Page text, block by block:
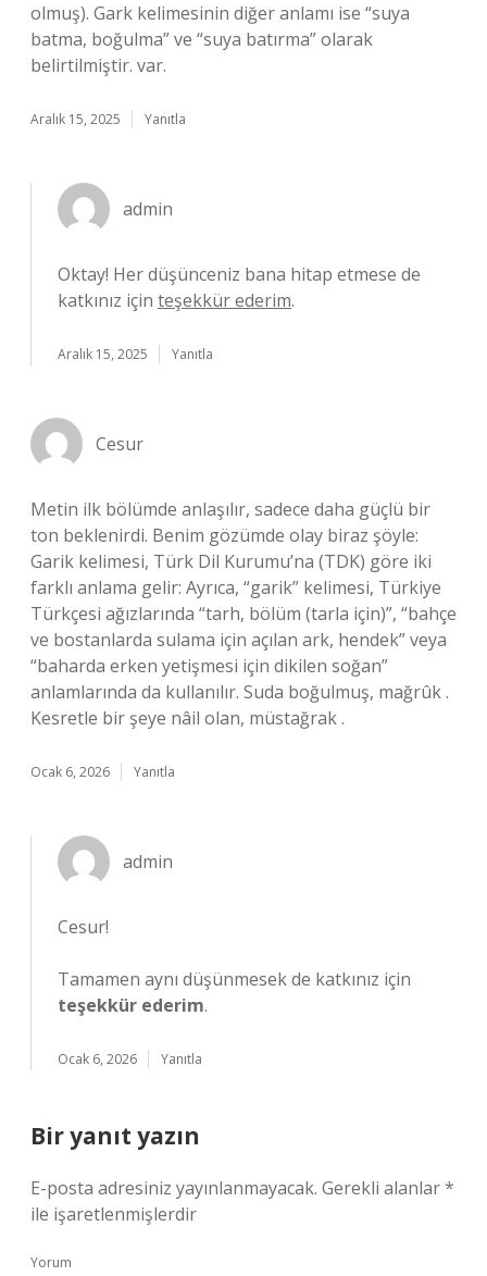
olmuş). Gark kelimesinin diğer anlamı ise “suya
batma, boğulma” ve “suya batırma” olarak
belirtilmiştir. var.
Aralık 15, 2025 Yanıtla
admin
Oktay! Her düşünceniz bana hitap etmese de
katkınız için teşekkür ederim.
Aralık 15, 2025 Yanıtla
Cesur
Metin ilk bölümde anlaşılır, sadece daha güçlü bir
ton beklenirdi. Benim gözümde olay biraz şöyle:
Garik kelimesi, Türk Dil Kurumu’na (TDK) göre iki
farklı anlama gelir: Ayrıca, “garik” kelimesi, Türkiye
Türkçesi ağızlarında “tarh, bölüm (tarla için)”, “bahçe
ve bostanlarda sulama için açılan ark, hendek” veya
“baharda erken yetişmesi için dikilen soğan”
anlamlarında da kullanılır. Suda boğulmuş, mağrûk .
Kesretle bir şeye nâil olan, müstağrak .
Ocak 6, 2026 Yanıtla
admin
Cesur!
Tamamen aynı düşünmesek de katkınız için
teşekkür ederim.
Ocak 6, 2026 Yanıtla
Bir yanıt yazın
E-posta adresiniz yayınlanmayacak. Gerekli alanlar*
ile işaretlenmişlerdir
Yorum